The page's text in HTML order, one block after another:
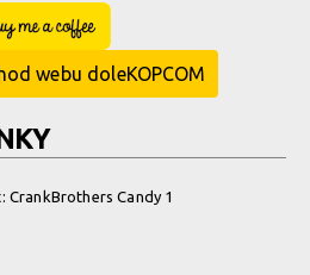
Me a Coffee
webu doleKOPCOM
CrankBrothers Candy 1